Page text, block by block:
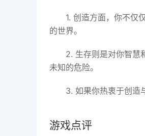
1. 创造方面，你不仅
的世界。
2. 生存则是对你智慧
未知的危险。
3. 如果你热衷于创造
游戏点评